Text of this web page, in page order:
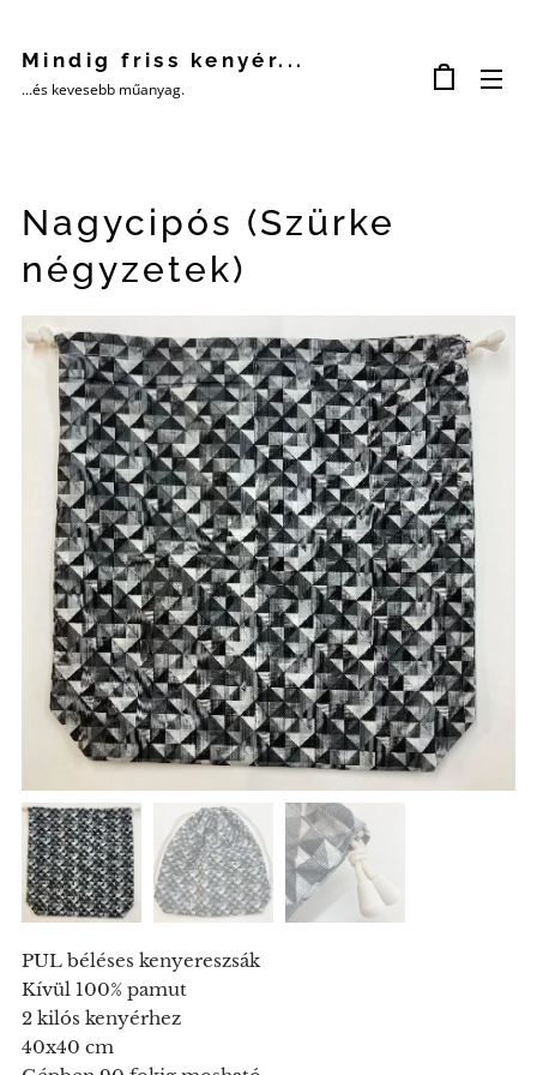
Mindig friss kenyér...
...és kevesebb műanyag.
Nagycipós (Szürke
négyzetek)
PUL béléses kenyereszsák
Kívül 100% pamut
2 kilós kenyérhez
40x40 cm